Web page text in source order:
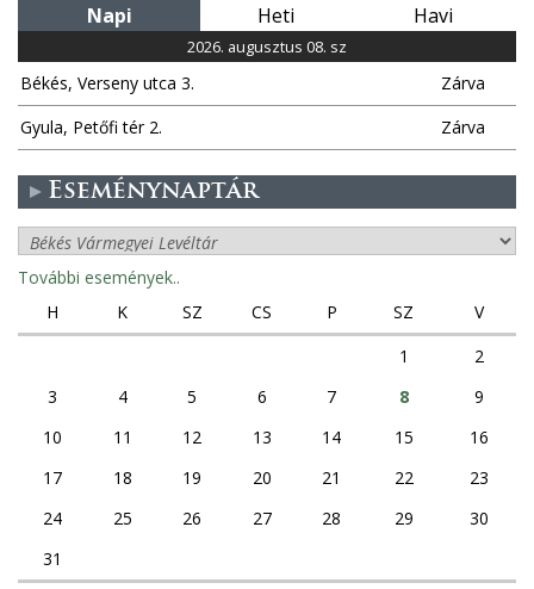
Napi Heti Havi
2026. augusztus 08. sz
Békés, Verseny utca 3.
Zárva
Gyula, Petőfi tér 2.
Zárva
Eseménynaptár
További események..
H
K SZ CS P SZ
V
1
2
3
4 5 6 7 8
9
10
11 12 13 14 15
16
17
18 19 20 21 22
23
24
25 26 27 28 29
30
31